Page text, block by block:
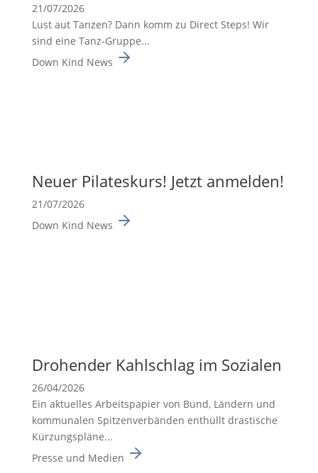
21/07/2026
Lust aut Tanzen? Dann komm zu Direct Steps! Wir
sind eine Tanz-Gruppe...
Down Kind News
Neuer Pilates­kurs! Jetzt anmelden!
21/07/2026
Down Kind News
Drohender Kahlschlag im Sozialen
26/04/2026
Ein aktuelles Arbeits­pa­pier von Bund, Ländern und
kommu­nalen Spitzen­ver­bänden enthüllt drasti­sche
Kürzungs­pläne...
Presse und Medien